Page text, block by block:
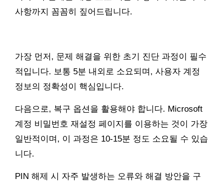
사항까지 꼼꼼히 짚어드립니다.
가장 먼저, 문제 해결을 위한 초기 진단 과정이 필수
적입니다. 보통 5분 내외로 소요되며, 사용자 계정
정보의 정확성이 핵심입니다.
다음으로, 복구 옵션을 활용해야 합니다. Microsoft
계정 비밀번호 재설정 페이지를 이용하는 것이 가장
일반적이며, 이 과정은 10-15분 정도 소요될 수 있습
니다.
PIN 해제 시 자주 발생하는 오류와 해결 방안을 구